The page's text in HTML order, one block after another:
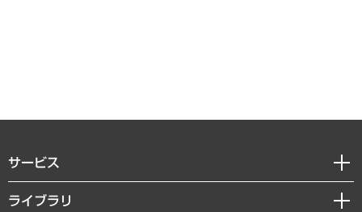
サービス
経営戦略
ライブラリ